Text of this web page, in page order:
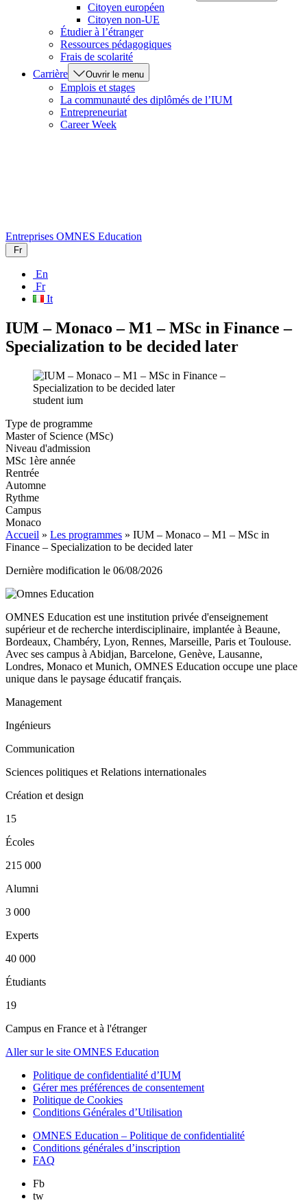
Citoyen européen
Citoyen non-UE
Étudier à l’étranger
Ressources pédagogiques
Frais de scolarité
Carrière
Ouvrir le menu
Emplois et stages
La communauté des diplômés de l’IUM
Entrepreneuriat
Career Week
Entreprises OMNES Education
Fr
En
Fr
It
IUM – Monaco – M1 – MSc in Finance –
Specialization to be decided later
student ium
Type de programme
Master of Science (MSc)
Niveau d'admission
MSc 1ère année
Rentrée
Automne
Rythme
Campus
Monaco
Accueil » Les programmes » IUM – Monaco – M1 – MSc in
Finance – Specialization to be decided later
Dernière modification le 06/08/2026
OMNES Education est une institution privée d'enseignement
supérieur et de recherche interdisciplinaire, implantée à Beaune,
Bordeaux, Chambéry, Lyon, Rennes, Marseille, Paris et Toulouse.
Avec ses campus à Abidjan, Barcelone, Genève, Lausanne,
Londres, Monaco et Munich, OMNES Education occupe une place
unique dans le paysage éducatif français.
Management
Ingénieurs
Communication
Sciences politiques et Relations internationales
Création et design
15
Écoles
215 000
Alumni
3 000
Experts
40 000
Étudiants
19
Campus en France et à l'étranger
Aller sur le site OMNES Education
Politique de confidentialité d’IUM
Gérer mes préférences de consentement
Politique de Cookies
Conditions Générales d’Utilisation
OMNES Education – Politique de confidentialité
Conditions générales d’inscription
FAQ
Fb
tw